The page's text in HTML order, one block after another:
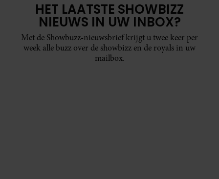
HET LAATSTE SHOWBIZZ
NIEUWS IN UW INBOX?
Met de Showbuzz-nieuwsbrief krijgt u twee keer per
week alle buzz over de showbizz en de royals in uw
mailbox.